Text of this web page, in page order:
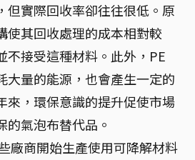
但實際回收率卻往往很低。原
使其回收處理的成本相對較
不接受這種材料。此外，PE
大量的能源，也會產生一定的
來，環保意識的提升促使市場
的氣泡布替代品。
廠商開始生產使用可降解材料